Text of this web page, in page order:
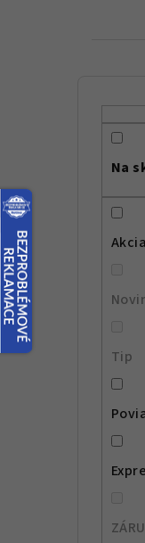
Na
Akcia
Tip